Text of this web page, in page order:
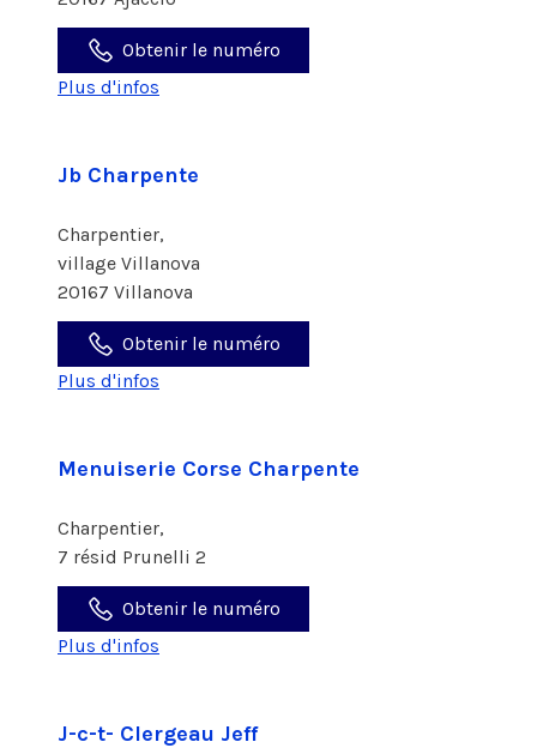
Obtenir le numéro
Plus d'infos
Jb Charpente
Charpentier,
village Villanova
20167 Villanova
Obtenir le numéro
Plus d'infos
Menuiserie Corse Charpente
Charpentier,
7 résid Prunelli 2
Obtenir le numéro
Plus d'infos
J-c-t- Clergeau Jeff